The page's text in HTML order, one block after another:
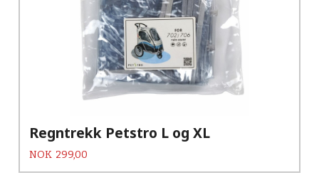
Regntrekk Petstro L og XL
Pris
NOK 299,00